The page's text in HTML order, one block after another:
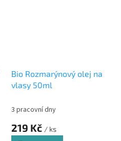
Bio Rozmarýnový olej na
vlasy 50ml
3 pracovní dny
219 Kč / ks